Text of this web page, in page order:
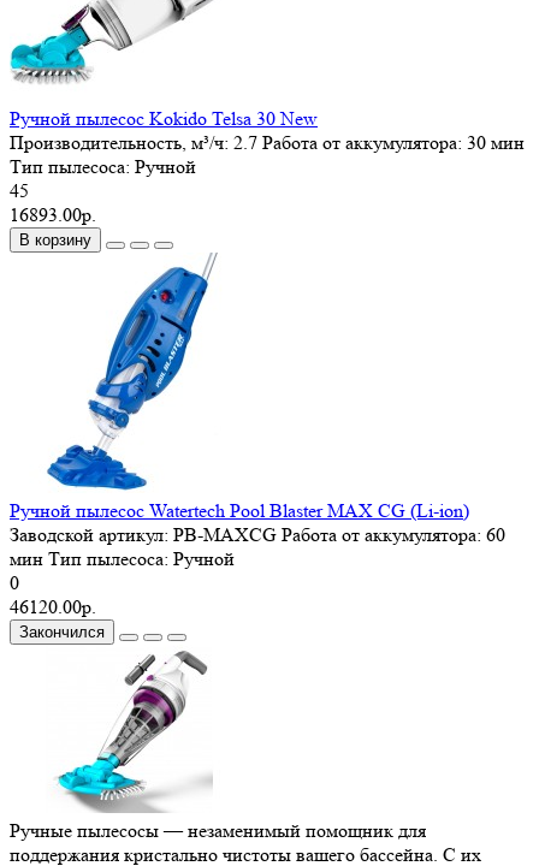
Ручной пылесос Kokido Telsa 30 New
Производительность, м³/ч: 2.7 Работа от аккумулятора: 30 мин
Тип пылесоса: Ручной
45
16893.00р.
В корзину
Ручной пылесос Watertech Pool Blaster MAX CG (Li-ion)
Заводской артикул: PB-MAXCG Работа от аккумулятора: 60
мин Тип пылесоса: Ручной
0
46120.00р.
Закончился
Ручные пылесосы — незаменимый помощник для
поддержания кристально чистоты вашего бассейна. С их